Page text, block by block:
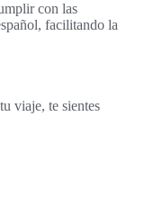
con las
facilitando la
viaje, te sientes